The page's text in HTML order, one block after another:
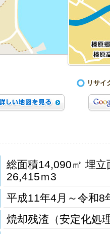
リサイ
総面積14,090㎡ 埋
26,415ｍ3
平成11年4月～令和8
焼却残渣（安定化処